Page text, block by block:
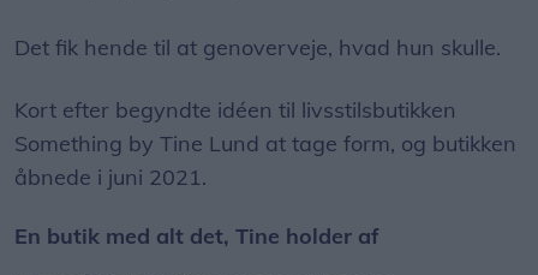
Det fik hende til at genoverveje, hvad hun skulle.
Kort efter begyndte idéen til livsstilsbutikken
Something by Tine Lund at tage form, og butikken
åbnede i juni 2021.
En butik med alt det, Tine holder af